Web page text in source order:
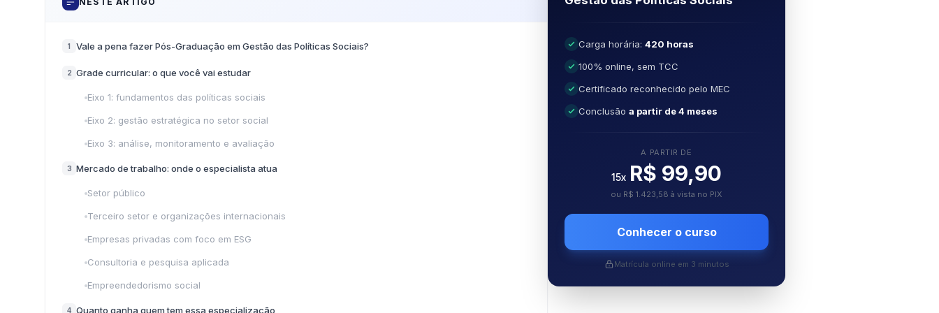
1 Vale a pena fazer Pós-Graduação em Gestão das Políticas Sociais?
2 Grade curricular: o que você vai estudar
Eixo 1: fundamentos das políticas sociais
Eixo 2: gestão estratégica no setor social
Eixo 3: análise, monitoramento e avaliação
3 Mercado de trabalho: onde o especialista atua
Setor público
Terceiro setor e organizações internacionais
Empresas privadas com foco em ESG
Consultoria e pesquisa aplicada
Empreendedorismo social
4 Quanto ganha quem tem essa especialização
Carga horária: 420 horas
100% online, sem TCC
Certificado reconhecido pelo MEC
Conclusão a partir de 4 meses
A PARTIR DE
15x R$ 99,90
ou R$ 1.423,58 à vista no PIX
Conhecer o curso
Matrícula online em 3 minutos